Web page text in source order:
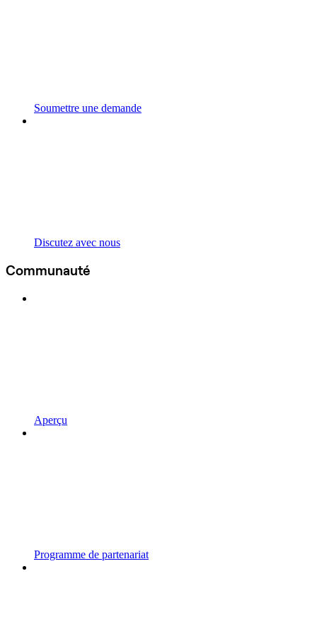
Soumettre une demande
Discutez avec nous
Communauté
Aperçu
Programme de partenariat